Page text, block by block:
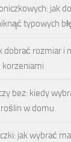
jak
typowych
dobrać rozmiar i
korzeniami
bez: kiedy
w domu
jak wybrać